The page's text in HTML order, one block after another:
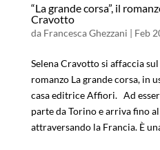
“La grande corsa”, il
Cravotto
da Francesca Ghezzani | Feb
Selena Cravotto si affaccia
romanzo La grande corsa, in
casa editrice Affiori. Ad
parte da Torino e arriva fino
attraversando la Francia. È